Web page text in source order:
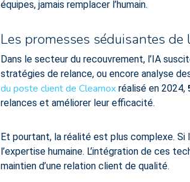
équipes, jamais remplacer l’humain.
Les promesses séduisantes de
Dans le secteur du recouvrement, l’IA
stratégies de relance, ou encore analyse
du poste client de Clearnox réalisé en 2024,
relances et améliorer leur efficacité.
Et pourtant, la réalité est plus complexe.
l’expertise humaine. L’intégration de ces
maintien d’une relation client de qualité.